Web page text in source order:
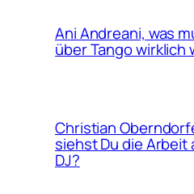
Ani Andreani, was
über Tango wirklich
Christian
siehst Du die Arbeit
DJ?